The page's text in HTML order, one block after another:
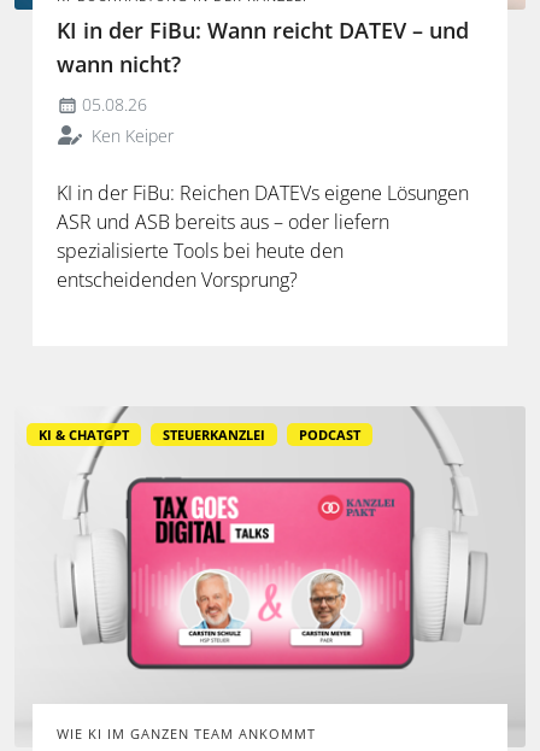
KI in der FiBu: Wann reicht DATEV – und
wann nicht?
05.08.26
Ken Keiper
KI in der FiBu: Reichen DATEVs eigene Lösungen
ASR und ASB bereits aus – oder liefern
spezialisierte Tools bei heute den
entscheidenden Vorsprung?
KI & CHATGPT STEUERKANZLEI PODCAST
WIE KI IM GANZEN TEAM ANKOMMT